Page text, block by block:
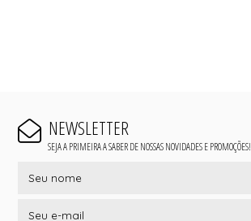
NEWSLETTER
SEJA A PRIMEIRA A SABER DE NOSSAS NOVIDADES E PROMOÇÕES!